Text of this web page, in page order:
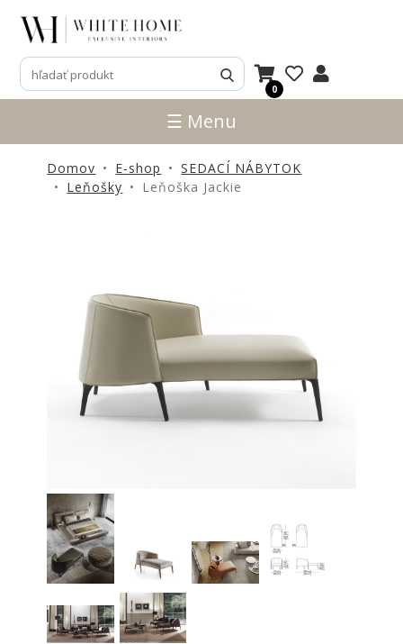
0
3D
NÁVRHY
NOVINKY
PRODUKTY
NÁBYTOK
SKRINKY
POSTELE
MATRACE
SVIETIDLÁ
ZRKADLÁ
☰ Menu
Domov E-shop
SEDACÍ NÁBYTOK
Leňošky
Leňoška Jackie